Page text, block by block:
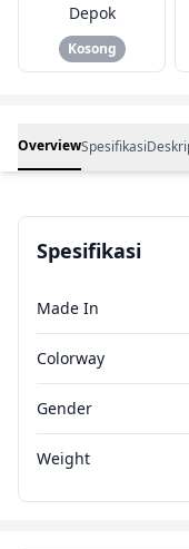
Depok
Kosong
OverviewSpesifikasi
Spesifikasi
Made In
Colorway
Gender
Weight